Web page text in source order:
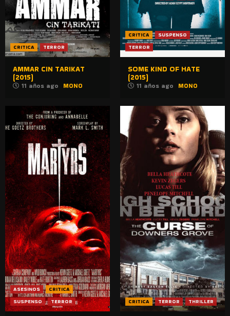
CRITICA TERROR
AMMAR CIN TARIKAT
(2015)
11 años ago MONO
CRITICA
SUSPENSO
TERROR
SOME KIND OF HATE
(2015)
11 años ago MONO
ASESINOS
CRITICA
SUSPENSO
TERROR CRITICA TERROR THRILLER